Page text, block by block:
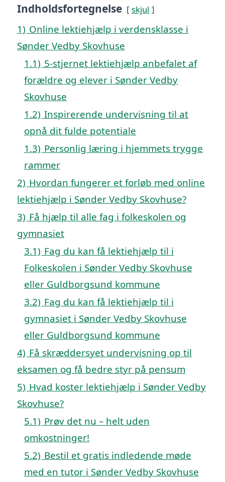
Indholdsfortegnelse skjul
1) Online lektiehjælp i verdensklasse i
Sønder Vedby Skovhuse
1.1) 5-stjernet lektiehjælp anbefalet af
forældre og elever i Sønder Vedby
Skovhuse
1.2) Inspirerende undervisning til at
opnå dit fulde potentiale
1.3) Personlig læring i hjemmets trygge
rammer
2) Hvordan fungerer et forløb med online
lektiehjælp i Sønder Vedby Skovhuse?
3) Få hjælp til alle fag i folkeskolen og
gymnasiet
3.1) Fag du kan få lektiehjælp til i
Folkeskolen i Sønder Vedby Skovhuse
eller Guldborgsund kommune
3.2) Fag du kan få lektiehjælp til i
gymnasiet i Sønder Vedby Skovhuse
eller Guldborgsund kommune
4) Få skræddersyet undervisning op til
eksamen og få bedre styr på pensum
5) Hvad koster lektiehjælp i Sønder Vedby
Skovhuse?
5.1) Prøv det nu – helt uden
omkostninger!
5.2) Bestil et gratis indledende møde
med en tutor i Sønder Vedby Skovhuse